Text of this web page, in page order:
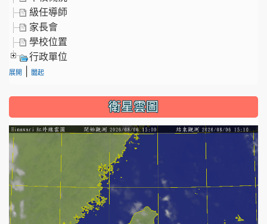
級任導師
家長會
學校位置
行政單位
展開 闔起
衛星雲圖